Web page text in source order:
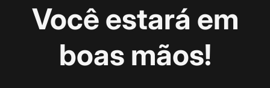
Você estará em
boas mãos!